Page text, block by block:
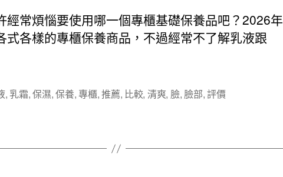
日
期
經常煩惱要使用哪一個專櫃基礎保養品吧？2026年
式各樣的專櫃保養商品，不過經常不了解乳液跟
, 乳霜,保濕,保養,專櫃,推薦, 比較, 清爽, 臉, 臉部,評價